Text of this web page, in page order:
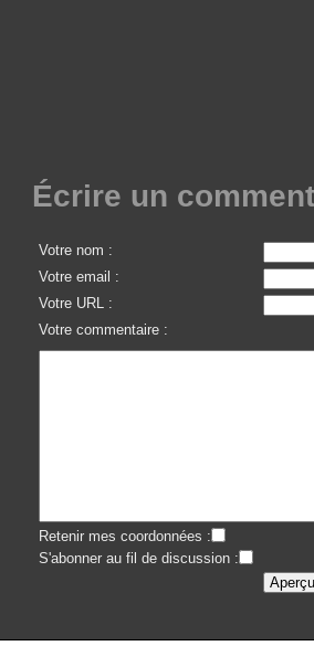
Écrire un
Votre nom :
Votre email :
Votre URL :
Votre commentaire :
Retenir mes coordonnées :
S'abonner au fil de discussion :